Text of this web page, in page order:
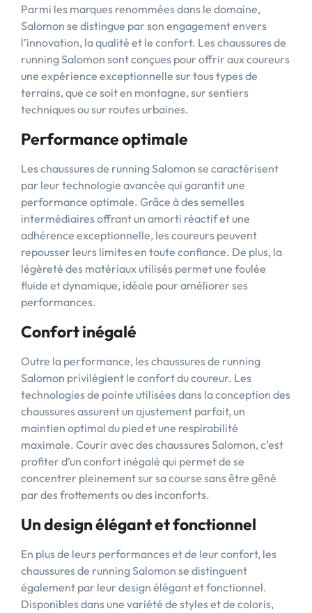
Parmi les marques renommées dans le domaine,
Salomon se distingue par son engagement envers
l’innovation, la qualité et le confort. Les chaussures de
running Salomon sont conçues pour offrir aux coureurs
une expérience exceptionnelle sur tous types de
terrains, que ce soit en montagne, sur sentiers
techniques ou sur routes urbaines.
Performance optimale
Les chaussures de running Salomon se caractérisent
par leur technologie avancée qui garantit une
performance optimale. Grâce à des semelles
intermédiaires offrant un amorti réactif et une
adhérence exceptionnelle, les coureurs peuvent
repousser leurs limites en toute confiance. De plus, la
légèreté des matériaux utilisés permet une foulée
fluide et dynamique, idéale pour améliorer ses
performances.
Confort inégalé
Outre la performance, les chaussures de running
Salomon privilégient le confort du coureur. Les
technologies de pointe utilisées dans la conception des
chaussures assurent un ajustement parfait, un
maintien optimal du pied et une respirabilité
maximale. Courir avec des chaussures Salomon, c’est
profiter d’un confort inégalé qui permet de se
concentrer pleinement sur sa course sans être gêné
par des frottements ou des inconforts.
Un design élégant et fonctionnel
En plus de leurs performances et de leur confort, les
chaussures de running Salomon se distinguent
également par leur design élégant et fonctionnel.
Disponibles dans une variété de styles et de coloris,